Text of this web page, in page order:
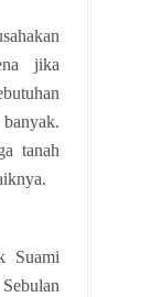
jika
tanah
Suami